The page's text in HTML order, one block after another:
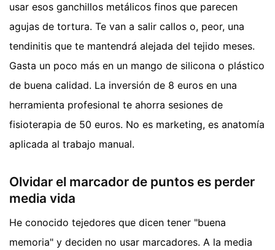
usar esos ganchillos metálicos finos que parecen
agujas de tortura. Te van a salir callos o, peor, una
tendinitis que te mantendrá alejada del tejido meses.
Gasta un poco más en un mango de silicona o plástico
de buena calidad. La inversión de 8 euros en una
herramienta profesional te ahorra sesiones de
fisioterapia de 50 euros. No es marketing, es anatomía
aplicada al trabajo manual.
Olvidar el marcador de puntos es perder
media vida
He conocido tejedores que dicen tener "buena
memoria" y deciden no usar marcadores. A la media